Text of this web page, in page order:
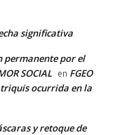
significativa
permanente por el
SOCIAL en FGEO
ocurrida en la
y retoque de